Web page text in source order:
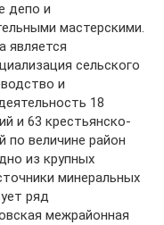
депо и
мастерскими.
является
сельского
и
18
и 63 крестьянско-
по величине район
из крупных
минеральных
ряд
межрайонная